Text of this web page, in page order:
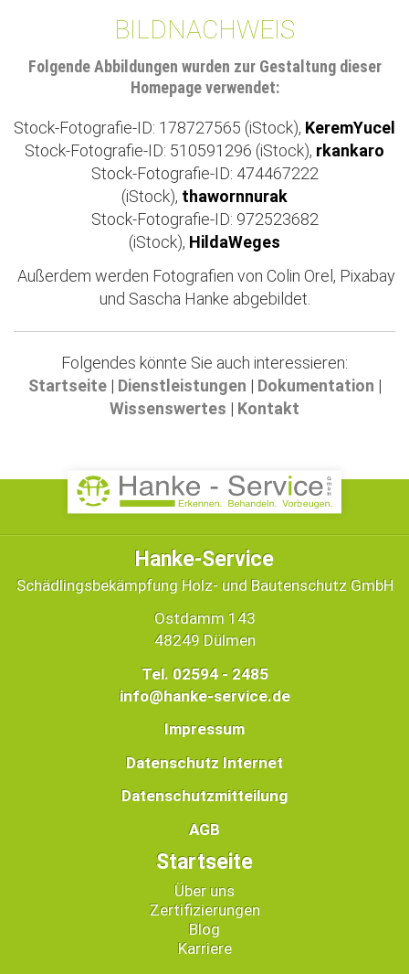
BILDNACHWEIS
Folgende Abbildungen wurden zur Gestaltung dieser
Homepage verwendet:
Stock-Fotografie-ID: 178727565 (iStock), KeremYucel
Stock-Fotografie-ID: 510591296 (iStock), rkankaro
Stock-Fotografie-ID: 474467222
(iStock), thawornnurak
Stock-Fotografie-ID: 972523682
(iStock), HildaWeges
Außerdem werden Fotografien von Colin Orel, Pixabay
und Sascha Hanke abgebildet.
Folgendes könnte Sie auch interessieren:
Startseite| Dienstleistungen | Dokumentation |
Wissenswertes | Kontakt
Hanke-Service
Schädlingsbekämpfung Holz- und Bautenschutz GmbH
Ostdamm 143
48249 Dülmen
Tel. 02594 - 2485
info@hanke-service.de
Impressum
Datenschutz Internet
Datenschutzmitteilung
AGB
Startseite
Über uns
Zertifizierungen
Blog
Karriere